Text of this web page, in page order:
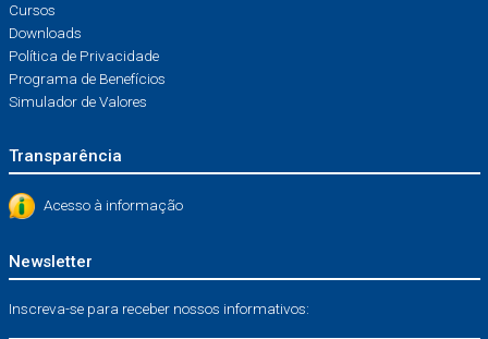
Cursos
Downloads
Política de Privacidade
Programa de Benefícios
Simulador de Valores
Transparência
Acesso à informação
Newsletter
Inscreva-se para receber nossos informativos: